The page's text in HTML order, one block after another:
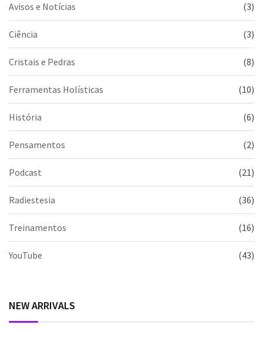
Avisos e Notícias (3)
Ciência (3)
Cristais e Pedras (8)
Ferramentas Holísticas (10)
História (6)
Pensamentos (2)
Podcast (21)
Radiestesia (36)
Treinamentos (16)
YouTube (43)
NEW ARRIVALS